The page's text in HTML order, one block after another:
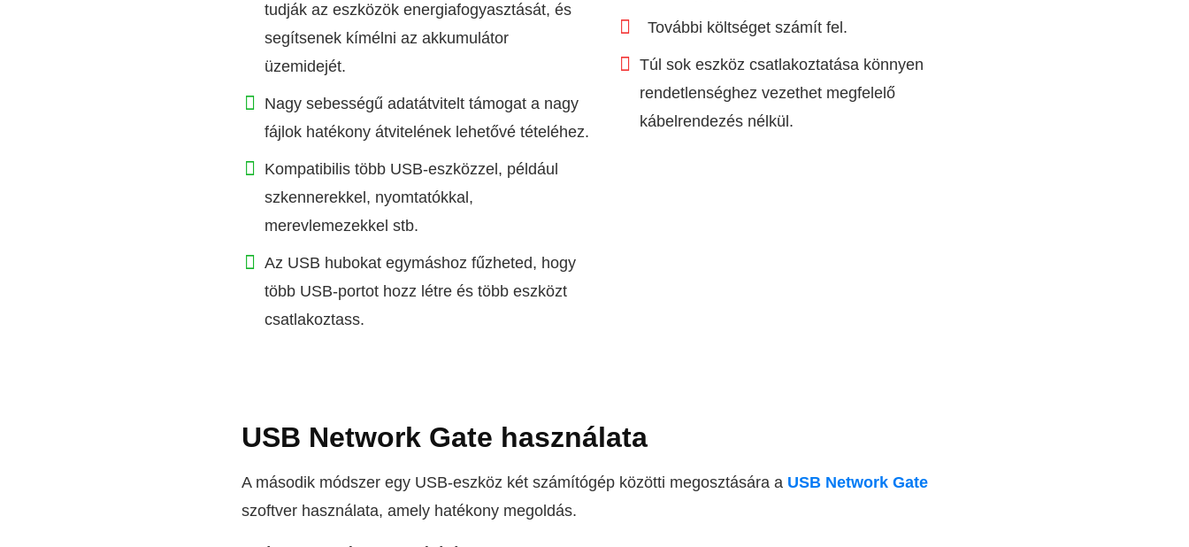
tudják az eszközök energiafogyasztását, és
segítsenek kímélni az akkumulátor
üzemidejét.
Nagy sebességű adatátvitelt támogat a nagy
fájlok hatékony átvitelének lehetővé tételéhez.
Kompatibilis több USB-eszközzel, például
szkennerekkel, nyomtatókkal,
merevlemezekkel stb.
Az USB hubokat egymáshoz fűzheted, hogy
több USB-portot hozz létre és több eszközt
csatlakoztass.
További költséget számít fel.
Túl sok eszköz csatlakoztatása könnyen
rendetlenséghez vezethet megfelelő
kábelrendezés nélkül.
USB Network Gate használata
A második módszer egy USB-eszköz két számítógép közötti megosztására a USB Network Gate
szoftver használata, amely hatékony megoldás.